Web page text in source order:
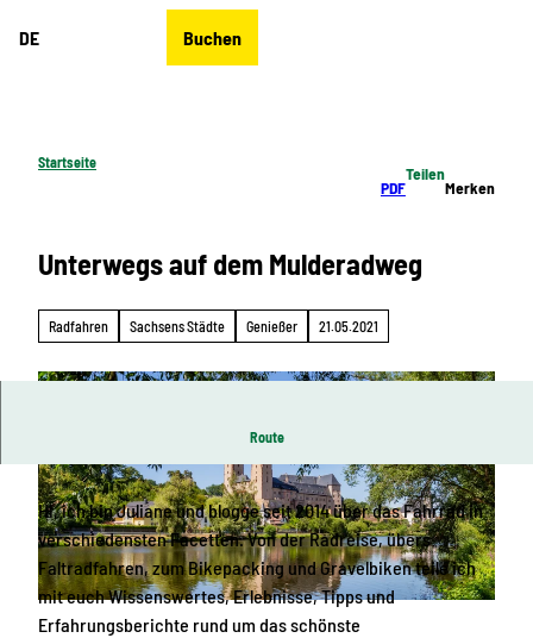
DE Buchen
Startseite
PDF
Teilen
Merken
Unterwegs auf dem Mulderadweg
Radfahren Sachsens Städte Genießer 21.05.2021
Route
Hi, ich bin Juliane und blogge seit 2014 über das Fahrrad in
verschiedensten Facetten. Von der Radreise, übers
Faltradfahren, zum Bikepacking und Gravelbiken teile ich
mit euch Wissenswertes, Erlebnisse, Tipps und
Erfahrungsberichte rund um das schönste